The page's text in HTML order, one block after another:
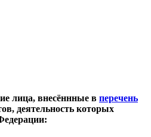
лица, внесённные в перечень
деятельность которых